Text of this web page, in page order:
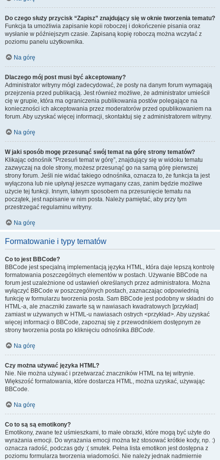
Do czego służy przycisk “Zapisz” znajdujący się w oknie tworzenia tematu?
Funkcja ta umożliwia zapisanie kopii roboczej i dokończenie pisania oraz
wysłanie w późniejszym czasie. Zapisaną kopię roboczą można wczytać z
poziomu panelu użytkownika.
Na górę
Dlaczego mój post musi być akceptowany?
Administrator witryny mógł zadecydować, że posty na danym forum wymagają
przejrzenia przed publikacją. Jest również możliwe, że administrator umieścił
cię w grupie, która ma ograniczenia publikowania postów polegające na
konieczności ich akceptowania przez moderatorów przed opublikowaniem na
forum. Aby uzyskać więcej informacji, skontaktuj się z administratorem witryny.
Na górę
W jaki sposób mogę przesunąć swój temat na górę strony tematów?
Klikając odnośnik “Przesuń temat w górę”, znajdujący się w widoku tematu
zazwyczaj na dole strony, możesz przesunąć go na samą górę pierwszej
strony forum. Jeśli nie widać takiego odnośnika, oznacza to, że funkcja ta jest
wyłączona lub nie upłynął jeszcze wymagany czas, zanim będzie możliwe
użycie tej funkcji. Innym, łatwym sposobem na przesunięcie tematu na
początek, jest napisanie w nim posta. Należy pamiętać, aby przy tym
przestrzegać regulaminu witryny.
Na górę
Formatowanie i typy tematów
Co to jest BBCode?
BBCode jest specjalną implementacją języka HTML, która daje lepszą kontrolę
formatowania poszczególnych elementów w postach. Używanie BBCode na
forum jest uzależnione od ustawień określanych przez administratora. Można
wyłączyć BBCode w poszczególnych postach, zaznaczając odpowiednią
funkcję w formularzu tworzenia posta. Sam BBCode jest podobny w składni do
HTML-a, ale znaczniki zawarte są w nawiasach kwadratowych [przykład]
zamiast w używanych w HTML-u nawiasach ostrych <przykład>. Aby uzyskać
więcej informacji o BBCode, zapoznaj się z przewodnikiem dostępnym ze
strony tworzenia posta po kliknięciu odnośnika BBCode.
Na górę
Czy można używać języka HTML?
Nie. Nie można używać i przetwarzać znaczników HTML na tej witrynie.
Większość formatowania, które dostarcza HTML, można uzyskać, używając
BBCode.
Na górę
Co to są są emotikony?
Emotikony, zwane też uśmieszkami, to małe obrazki, które mogą być użyte do
wyrażania emocji. Do wyrażania emocji można też stosować krótkie kody, np. :)
oznacza radość, podczas gdy :( smutek. Pełna lista emotikon jest dostępna z
poziomu formularza tworzenia wiadomości. Nie należy jednak nadmiernie